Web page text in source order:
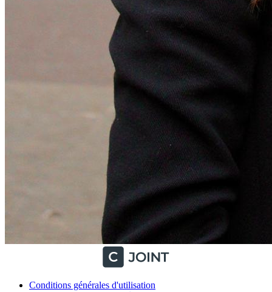
Conditions générales d'utilisation